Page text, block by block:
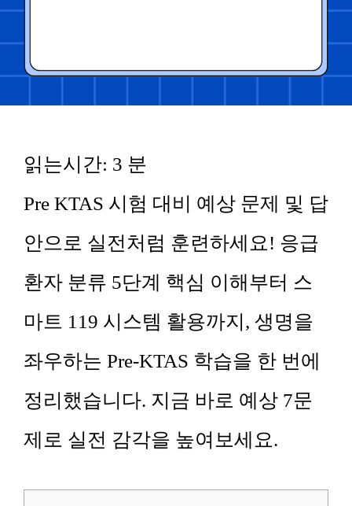
읽는시간: 3 분
Pre KTAS 시험 대비 예상 문제 및 답
안으로 실전처럼 훈련하세요! 응급
환자 분류 5단계 핵심 이해부터 스
마트 119 시스템 활용까지, 생명을
좌우하는 Pre-KTAS 학습을 한 번에
정리했습니다. 지금 바로 예상 7문
제로 실전 감각을 높여보세요.